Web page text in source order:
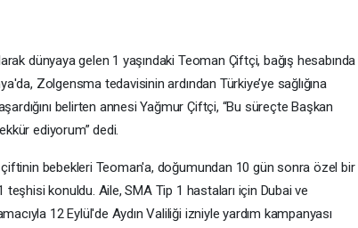
dünyaya gelen 1 yaşındaki Teoman Çiftçi, bağış hesabında
Zolgensma tedavisinin ardından Türkiye’ye sağlığına
belirten annesi Yağmur Çiftçi, “Bu süreçte Başkan
ediyorum” dedi.
bebekleri Teoman'a, doğumundan 10 gün sonra özel bir
konuldu. Aile, SMA Tip 1 hastaları için Dubai ve
12 Eylül'de Aydın Valiliği izniyle yardım kampanyası